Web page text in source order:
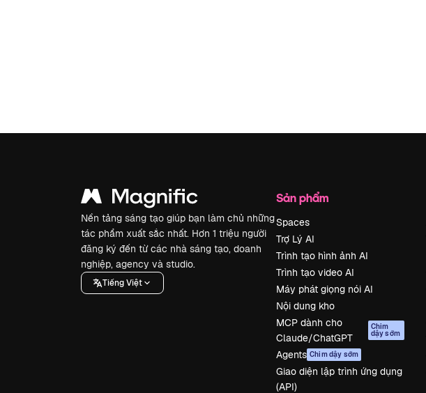
Nền tảng sáng tạo giúp bạn làm chủ những
tác phẩm xuất sắc nhất. Hơn 1 triệu người
đăng ký đến từ các nhà sáng tạo, doanh
nghiệp, agency và studio.
Tiếng Việt
Sản phẩm
Spaces
Trợ Lý AI
Trình tạo hình ảnh AI
Trình tạo video AI
Máy phát giọng nói AI
Nội dung kho
MCP dành cho
Claude/ChatGPT
Chim
dậy sớm
Agents Chim dậy sớm
Giao diện lập trình ứng dụng
(API)